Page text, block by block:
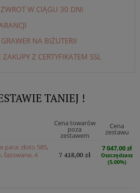
W CIĄGU 30 DNI
NA BIŻUTERII
Z CERTYFIKATEM SSL
TANIEJ !
Cena towarów
poza
zestawem
Cena
zestawu
para: złoto 585,
fazowane, 4
7 418,00 zł
7 047,00 zł
Oszczędzasz
(5.00%)